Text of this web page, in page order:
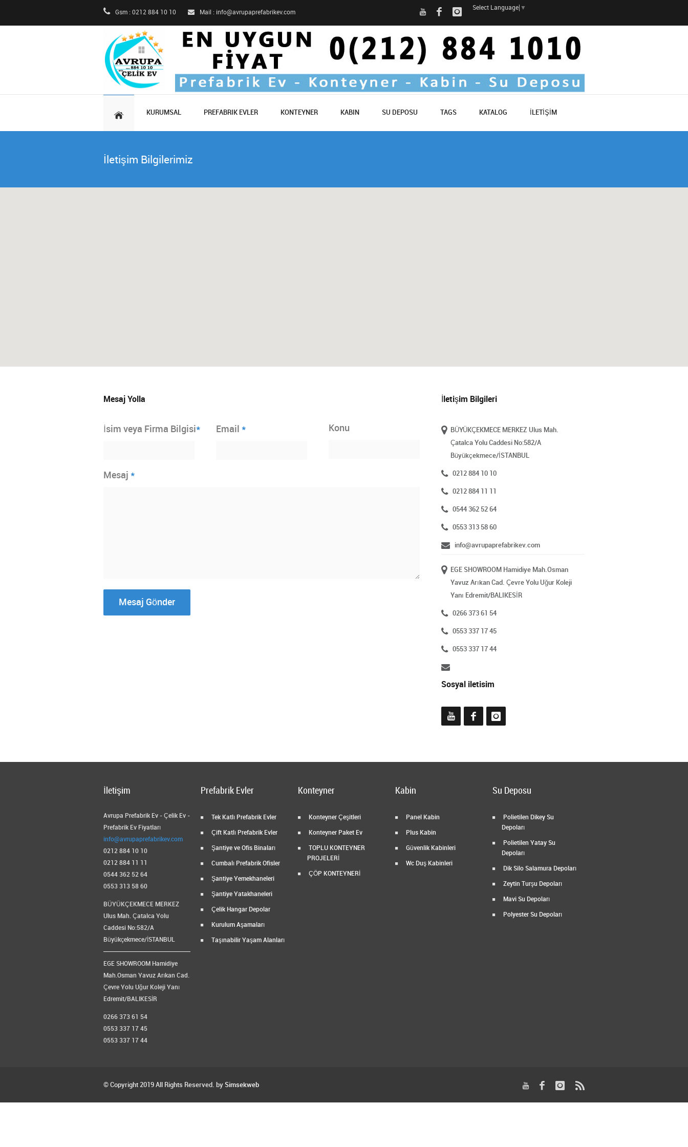
Gsm : 0212 884 10 10 Mail : info@avrupaprefabrikev.com
Select Language ▼
KURUMSAL PREFABRIK EVLER KONTEYNER KABIN SU DEPOSU TAGS KATALOG İLETİŞİM
İletişim Bilgilerimiz
Mesaj Yolla
İsim veya Firma Bilgisi* Email * Konu
Mesaj *
İletişim Bilgileri
BÜYÜKÇEKMECE MERKEZ Ulus Mah.
Çatalca Yolu Caddesi No:582/A
Büyükçekmece/İSTANBUL
0212 884 10 10
0212 884 11 11
0544 362 52 64
0553 313 58 60
info@avrupaprefabrikev.com
EGE SHOWROOM Hamidiye Mah.Osman
Yavuz Arıkan Cad. Çevre Yolu Uğur Koleji
Yanı Edremit/BALIKESİR
0266 373 61 54
0553 337 17 45
0553 337 17 44
Sosyal iletisim
İletişim
Avrupa Prefabrik Ev - Çelik Ev -
Prefabrik Ev Fiyatları
info@avrupaprefabrikev.com
0212 884 10 10
0212 884 11 11
0544 362 52 64
0553 313 58 60
BÜYÜKÇEKMECE MERKEZ
Ulus Mah. Çatalca Yolu
Caddesi No:582/A
Büyükçekmece/İSTANBUL
EGE SHOWROOM Hamidiye
Mah.Osman Yavuz Arıkan Cad.
Çevre Yolu Uğur Koleji Yanı
Edremit/BALIKESİR
0266 373 61 54
0553 337 17 45
0553 337 17 44
Prefabrik Evler
Tek Katlı Prefabrik Evler
Çift Katlı Prefabrik Evler
Şantiye ve Ofis Binaları
Cumbalı Prefabrik Ofisler
Şantiye Yemekhaneleri
Şantiye Yatakhaneleri
Çelik Hangar Depolar
Kurulum Aşamaları
Taşınabilir Yaşam Alanları
Konteyner
Konteyner Çeşitleri
Konteyner Paket Ev
TOPLU KONTEYNER
PROJELERİ
ÇÖP KONTEYNERİ
Kabin
Panel Kabin
Plus Kabin
Güvenlik Kabinleri
Wc Duş Kabinleri
Su Deposu
Polietilen Dikey Su
Depoları
Polietilen Yatay Su
Depoları
Dik Silo Salamura Depoları
Zeytin Turşu Depoları
Mavi Su Depoları
Polyester Su Depoları
© Copyright 2019 All Rights Reserved. by Simsekweb